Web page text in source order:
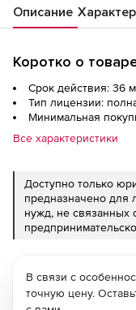
Описание
Коротко о
Срок действия: 36
Тип лицензии:
Минимальная
Все характеристики
Доступно только
предназначено
нужд, не связанных
В связи с
точную цену.